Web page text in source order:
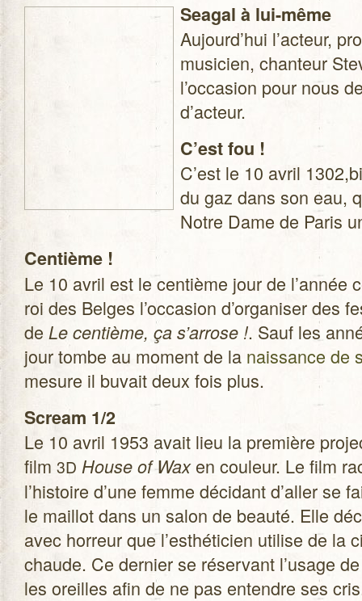
Sea­gal à lui-même
Aujourd’hui l’acteur,
musi­cien, chan­teur
l’occasion pour nous
d’acteur.
C’est fou !
C’est le 10 avril
du gaz dans son eau,
Notre Dame de Paris
Cen­tième !
Le 10 avril est le cen­tième jour de l’année
roi des Belges l’occasion d’organiser des
de Le cen­tième, ça s’arrose !. Sauf les
jour tombe au moment de la nais­sance de
mesure il buvait deux fois plus.
Scream 1/2
Le 10 avril 1953 avait lieu la pre­mière
film 3D House of Waxen cou­leur. Le film
l’histoire d’une femme déci­dant d’aller se
le maillot dans un salon de beauté. Elle
avec hor­reur que l’esthéticien uti­lise de la
chaude. Ce der­nier se réser­vant l’usage
les oreilles afin de ne pas entendre ses